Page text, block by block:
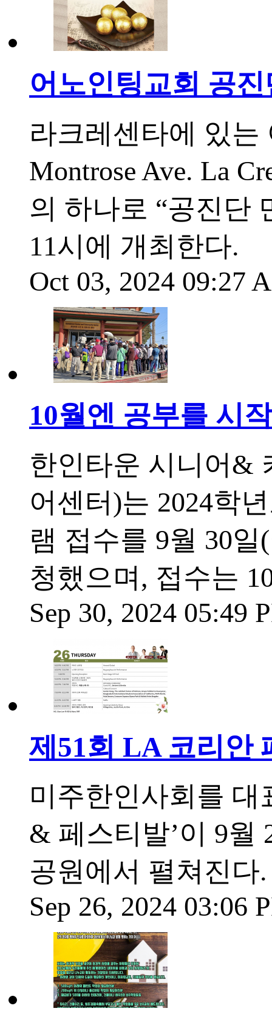
어노인팅교회 공
라크레센타에 있는
Montrose Ave. La
의 하나로 “공진단
11시에 개최한다.
Oct 03, 2024 09:27
10월엔 공부를 시
한인타운 시니어&
어센터)는 2024학
램 접수를 9월 30
청했으며, 접수는
Sep 30, 2024 05:49
제51회 LA 코리안
미주한인사회를 대
& 페스티발’이 9월
공원에서 펼쳐진다.
Sep 26, 2024 03:06